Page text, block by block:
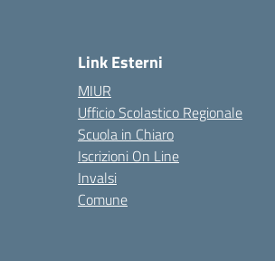
Link Esterni
MIUR
Ufficio Scolastico Regionale
Scuola in Chiaro
Iscrizioni On Line
Invalsi
Comune